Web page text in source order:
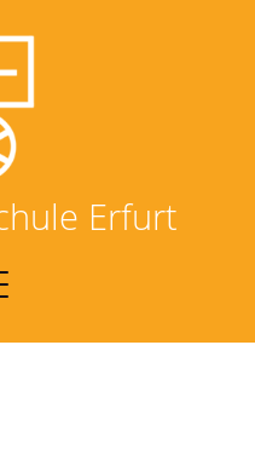
Erfurt